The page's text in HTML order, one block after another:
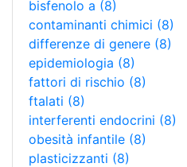
bisfenolo a (8)
contaminanti chimici (8)
differenze di genere (8)
epidemiologia (8)
fattori di rischio (8)
ftalati (8)
interferenti endocrini (8)
obesità infantile (8)
plasticizzanti (8)